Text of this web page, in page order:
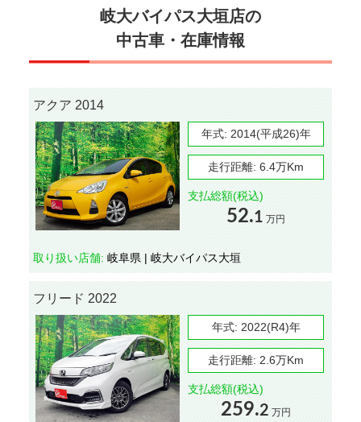
岐大バイパス大垣店の
中古車・在庫情報
アクア 2014
年式: 2014(平成26)年
走行距離: 6.4万Km
支払総額(税込)
52.1 万円
取り扱い店舗: 岐阜県 | 岐大バイパス大垣
フリード 2022
年式: 2022(R4)年
走行距離: 2.6万Km
支払総額(税込)
259.2 万円